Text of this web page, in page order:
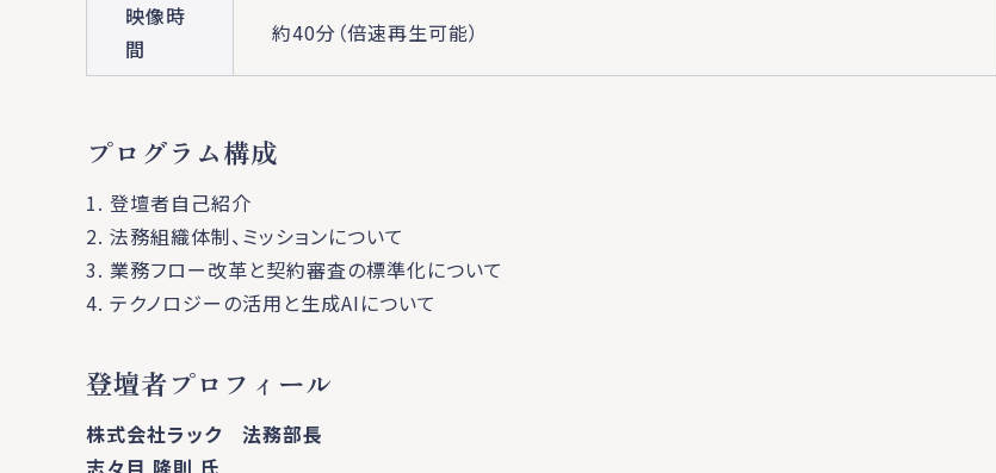
映像時
間
約40分（倍速再生可能）
プログラム構成
1. 登壇者自己紹介
2. 法務組織体制、ミッションについて
3. 業務フロー改革と契約審査の標準化について
4. テクノロジーの活用と生成AIについて
登壇者プロフィール
株式会社ラック 法務部長